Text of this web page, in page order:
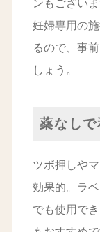
ンもございま
妊婦専用の
るので、事
しょう。
薬なし
ツボ押しや
効果的。ラ
でも使用で